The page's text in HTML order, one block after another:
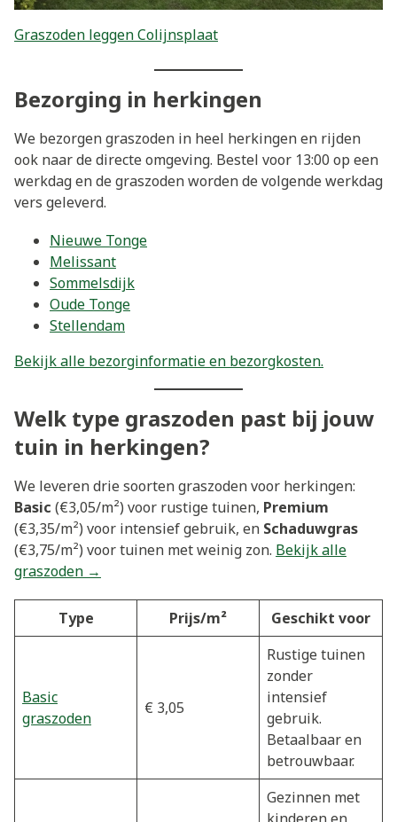
Graszoden leggen Colijnsplaat
Bezorging in herkingen
We bezorgen graszoden in heel herkingen en rijden
ook naar de directe omgeving. Bestel voor 13:00 op een
werkdag en de graszoden worden de volgende werkdag
vers geleverd.
Nieuwe Tonge
Melissant
Sommelsdijk
Oude Tonge
Stellendam
Bekijk alle bezorginformatie en bezorgkosten.
Welk type graszoden past bij jouw
tuin in herkingen?
We leveren drie soorten graszoden voor herkingen:
Basic (€3,05/m²) voor rustige tuinen, Premium
(€3,35/m²) voor intensief gebruik, en Schaduwgras
(€3,75/m²) voor tuinen met weinig zon. Bekijk alle
graszoden →
Type Prijs/m² Geschikt voor
Basic
graszoden
€ 3,05
Rustige tuinen
zonder
intensief
gebruik.
Betaalbaar en
betrouwbaar.
Gezinnen met
kinderen en